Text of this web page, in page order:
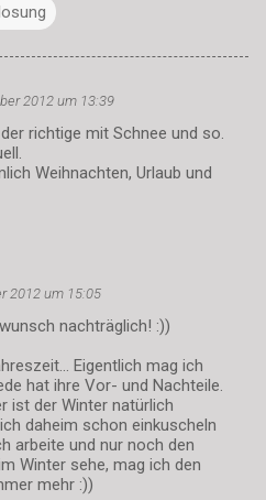
2012 um 13:39
richtige mit Schnee und so.
Weihnachten, Urlaub und
2012 um 15:05
nachträglich! :))
Eigentlich mag ich
hat ihre Vor- und Nachteile.
ist der Winter natürlich
daheim schon einkuscheln
arbeite und nur noch den
Winter sehe, mag ich den
mehr :))